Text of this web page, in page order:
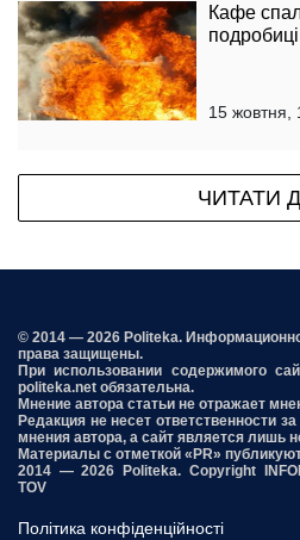
Кафе
15 жовтня,
ЧИТАТИ
© 2014 — 2026 Politeka.
права защищены.
При использовании содержимого
politeka.net обязательна.
Мнение автора статьи не отражает
Редакция не несет ответственности
мнения автора, а сайт является лишь
Материалы с отметкой «PR»
2014 — 2026 Politeka. Copyright
TOV
Політика конфіденційності